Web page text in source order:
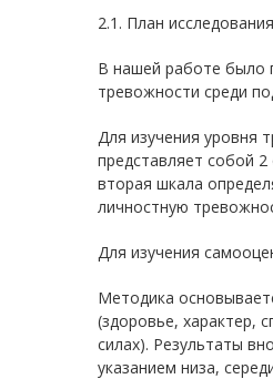
2.1. План исследования
В нашей работе было
тревожности среди
Для изучения уровня
представляет собой
вторая шкала
личностную
Для изучения
Методика
(здоровье, характер,
силах). Результаты
указанием низа,